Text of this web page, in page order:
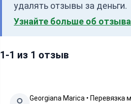
удалять отзывы за деньги.
Узнайте больше об
1-1 из 1 отзыв
Georgiana Marica • Перевязка